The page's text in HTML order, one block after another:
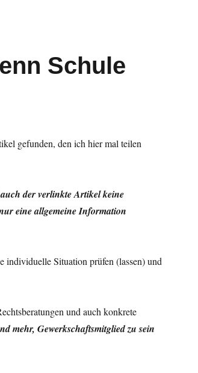
Schule
gefunden, den ich hier mal teilen
der verlinkte Artikel keine
eine allgemeine Information
individuelle Situation prüfen (lassen) und
und auch konkrete
mehr, Gewerkschaftsmitglied zu sein
wenn Schule schließt“